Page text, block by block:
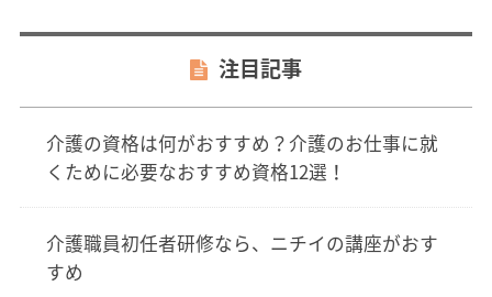
注目記事
介護の資格は何がおすすめ？介護のお仕事に就
くために必要なおすすめ資格12選！
介護職員初任者研修なら、ニチイの講座がおす
すめ